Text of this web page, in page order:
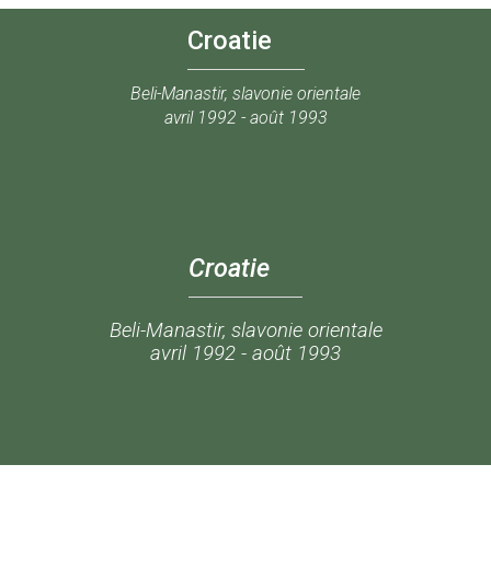
Croatie
Beli-Manastir, slavonie orientale
avril 1992 - août 1993
Croatie
Beli-Manastir, slavonie orientale
avril 1992 - août 1993